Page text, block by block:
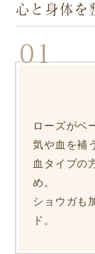
心と身体を
01
ローズがベ
気や血を補
血タイプの
め。
ショウガも
ド。